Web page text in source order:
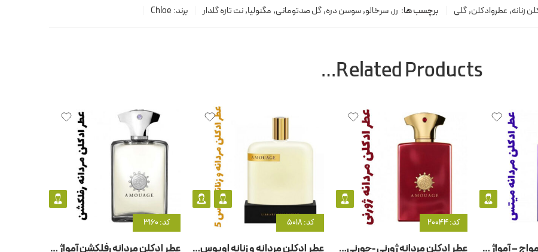
زنانه, عطروادکلن,گلی برچسب ها: رز,سرخالو,سوسن دره,گل صدتومانی, مگنولیا,نت تازه گلدار برند: Chloe
Related Products…
عطر ادکلن مردانه آمواج – آمواژ میتس من
کد: 20044
عطر ادکلن مردانه ژورنی -جورنی- آمواج – آمواژ
کد: 5018
عطر ادکلن مردانه و زنانه اوپوس – اپوس 5 آمواج – آمواژ
کد: 3160
عطر ادکلن مردانه رفلکشن آمواژ – آمواج رفلکشن مردانه